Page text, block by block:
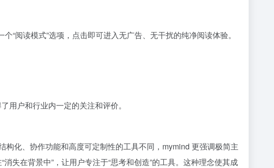
“阅读模式”选项，点击即可进入无广告、无干扰的纯净阅读体验。
用户和行业内一定的关注和评价。
化、协作功能和高度可定制性的工具不同，mymind 更强调极简主
失在背景中”，让用户专注于“思考和创造”的工具。这种理念使其成